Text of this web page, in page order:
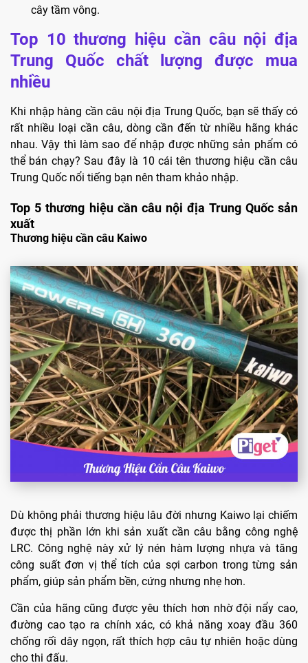
cây tầm vông.
Top 10 thương hiệu cần câu nội địa
Trung Quốc chất lượng được mua
nhiều
Khi nhập hàng cần câu nội địa Trung Quốc, bạn sẽ thấy có
rất nhiều loại cần câu, dòng cần đến từ nhiều hãng khác
nhau. Vậy thì làm sao để nhập được những sản phẩm có
thể bán chạy? Sau đây là 10 cái tên thương hiệu cần câu
Trung Quốc nổi tiếng bạn nên tham khảo nhập.
Top 5 thương hiệu cần câu nội địa Trung Quốc sản
xuất
Thương hiệu cần câu Kaiwo
Dù không phải thương hiệu lâu đời nhưng Kaiwo lại chiếm
được thị phần lớn khi sản xuất cần câu bằng công nghệ
LRC. Công nghệ này xử lý nén hàm lượng nhựa và tăng
công suất đơn vị thể tích của sợi carbon trong từng sản
phẩm, giúp sản phẩm bền, cứng nhưng nhẹ hơn.
Cần của hãng cũng được yêu thích hơn nhờ đội nẩy cao,
đường cao tạo ra chính xác, có khả năng xoay đầu 360
chống rối dây ngọn, rất thích hợp câu tự nhiên hoặc dùng
cho thi đấu.